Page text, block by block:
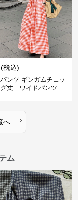
(税込)
ンツ ギンガムチェッ
グ丈 ワイドパンツ
へ ›
ム